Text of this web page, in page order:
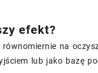
efekt?
na
lub jako bazę